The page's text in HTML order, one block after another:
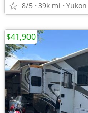
8/5 39k mi Yukon
$41,900